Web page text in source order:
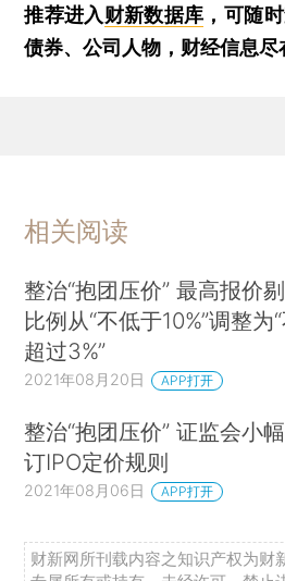
推荐进入财新数据库 ，可随
债券、公司人物，财经信息尽
相关阅读
整治“抱团压价” 最高报价
比例从“不低于10%”调整为
超过3%”
2021年08月20日 APP打开
整治“抱团压价” 证监会小
订IPO定价规则
2021年08月06日 APP打开
财新网所刊载内容之知识产权为财